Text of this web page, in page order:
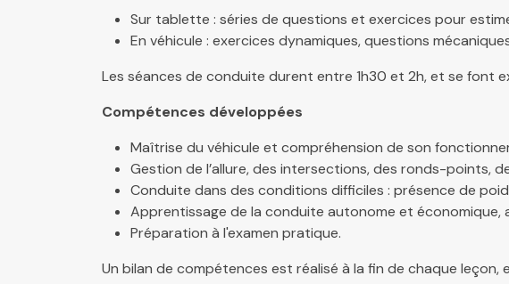
Sur tablette : séries de questions et exercices pour
En véhicule : exercices dynamiques, questions
Les séances de conduite durent entre 1h30 et 2h, et se font
Compétences développées
Maîtrise du véhicule et compréhension de son
Gestion de l’allure, des intersections, des ronds-points,
Conduite dans des conditions difficiles : présence de
Apprentissage de la conduite autonome et économique,
Préparation à l'examen pratique.
Un bilan de compétences est réalisé à la fin de chaque